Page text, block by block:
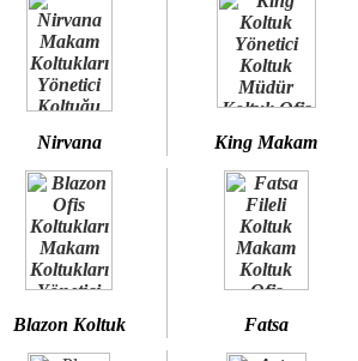
Nirvana King Makam
Blazon Koltuk Fatsa